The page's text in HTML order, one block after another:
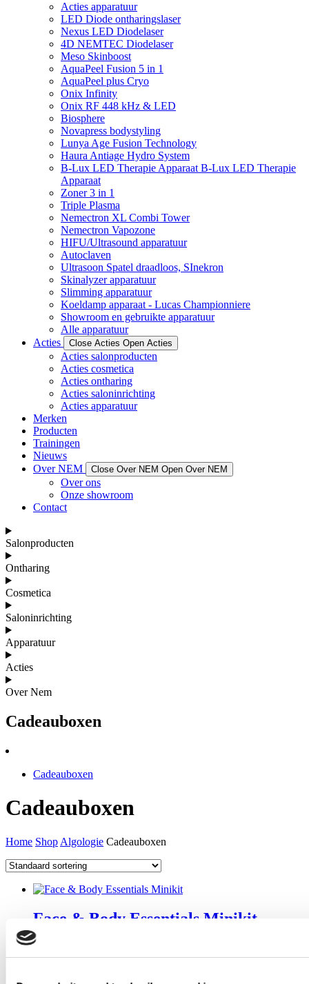
Acties apparatuur
LED Diode ontharingslaser
Nexus LED Diodelaser
4D NEMTEC Diodelaser
Meso Skinboost
AquaPeel Fusion 5 in 1
AquaPeel plus Cryo
Onix Infinity
Onix RF 448 kHz & LED
Biosphere
Novapress bodystyling
Lunya Age Fusion Technology
Haura Antiage Hydro System
B-Lux LED Therapie Apparaat B-Lux LED Therapie
Apparaat
Zoner 3 in 1
Triple Plasma
Nemectron XL Combi Tower
Nemectron Vapozone
HIFU/Ultrasound apparatuur
Autoclaven
Ultrasoon Spatel draadloos, SInekron
Skinalyzer apparatuur
Slimming apparatuur
Koeldamp apparaat - Lucas Championniere
Showroom en gebruikte apparatuur
Alle apparatuur
Acties
Close Acties Open Acties
Acties salonproducten
Acties cosmetica
Acties ontharing
Acties saloninrichting
Acties apparatuur
Merken
Producten
Trainingen
Nieuws
Over NEM
Close Over NEM Open Over NEM
Over ons
Onze showroom
Contact
Salonproducten
Ontharing
Cosmetica
Saloninrichting
Apparatuur
Acties
Over Nem
Cadeauboxen
Cadeauboxen
Cadeauboxen
Home Shop Algologie Cadeauboxen
Face & Body Essentials Minikit
Log in of registreer om de prijzen te kunnen zien